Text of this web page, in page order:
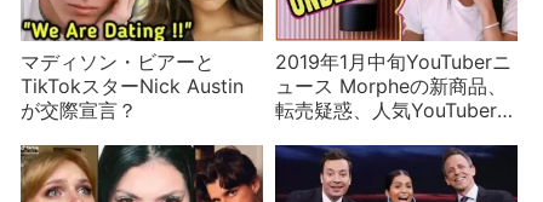
マディソン・ビアーと
TikTokスターNick Austin
が交際宣言？
2019年1月中旬YouTuberニ
ュース Morpheの新商品、
転売疑惑、人気YouTuberの